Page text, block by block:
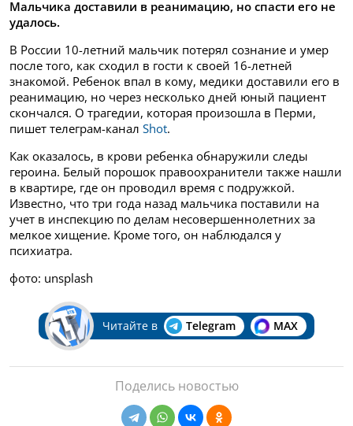
Мальчика доставили в реанимацию, но спасти его не
удалось.
В России 10-летний мальчик потерял сознание и умер
после того, как сходил в гости к своей 16-летней
знакомой. Ребенок впал в кому, медики доставили его в
реанимацию, но через несколько дней юный пациент
скончался. О трагедии, которая произошла в Перми,
пишет телеграм-канал Shot.
Как оказалось, в крови ребенка обнаружили следы
героина. Белый порошок правоохранители также нашли
в квартире, где он проводил время с подружкой.
Известно, что три года назад мальчика поставили на
учет в инспекцию по делам несовершеннолетних за
мелкое хищение. Кроме того, он наблюдался у
психиатра.
фото: unsplash
Читайте в Telegram MAX
Поделись новостью